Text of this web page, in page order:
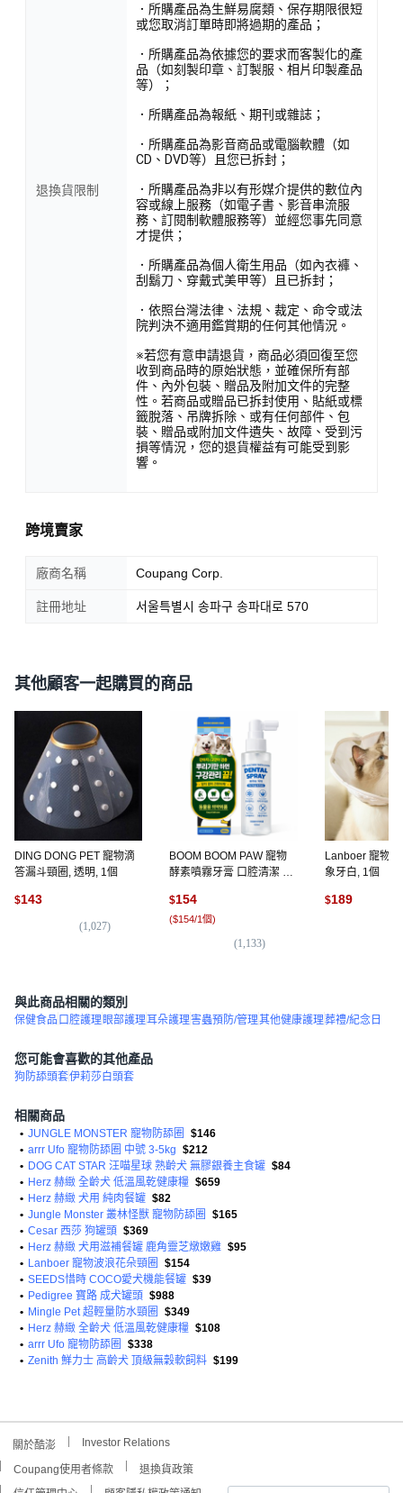
退換貨限制
．所購產品為生鮮易腐類、保存期限很短
或您取消訂單時即將過期的產品；
．所購產品為依據您的要求而客製化的產
品（如刻製印章、訂製服、相片印製產品
等）；
．所購產品為報紙、期刊或雜誌；
．所購產品為影音商品或電腦軟體（如
CD、DVD等）且您已拆封；
．所購產品為非以有形媒介提供的數位內
容或線上服務（如電子書、影音串流服
務、訂閱制軟體服務等）並經您事先同意
才提供；
．所購產品為個人衛生用品（如內衣褲、
刮鬍刀、穿戴式美甲等）且已拆封；
．依照台灣法律、法規、裁定、命令或法
院判決不適用鑑賞期的任何其他情況。
※若您有意申請退貨，商品必須回復至您
收到商品時的原始狀態，並確保所有部
件、內外包裝、贈品及附加文件的完整
性。若商品或贈品已拆封使用、貼紙或標
籤脫落、吊牌拆除、或有任何部件、包
裝、贈品或附加文件遺失、故障、受到污
損等情況，您的退貨權益有可能受到影
響。
跨境賣家
廠商名稱 Coupang Corp.
註冊地址 서울특별시 송파구 송파대로 570
其他顧客一起購買的商品
DING DONG PET 寵物滴
答漏斗頸圈, 透明, 1個
$143
(1,027)
BOOM BOOM PAW 寵物
酵素噴霧牙膏 口腔清潔 潔
$154
($154/1個)
(1,133)
Lanboer 寵物
象牙白, 1個
$189
與此商品相關的類別
保健食品 口腔護理眼部護理耳朵護理害蟲預防/管理其他健康護理葬禮/紀念日
您可能會喜歡的其他產品
狗防舔頭套伊莉莎白頭套
相關商品
• JUNGLE MONSTER 寵物防舔圈
$146
• arrr Ufo 寵物防舔圈 中號 3-5kg $212
• DOG CAT STAR 汪喵星球 熟齡犬 無膠銀養主食罐 $84
• Herz 赫緻 全齡犬 低溫風乾健康糧 $659
• Herz 赫緻 犬用 純肉餐罐 $82
• Jungle Monster 叢林怪獸 寵物防舔圈
$165
• Cesar 西莎 狗罐頭 $369
• Herz 赫緻 犬用滋補餐罐 鹿角靈芝燉嫩雞 $95
• Lanboer 寵物波浪花朵頸圈
$154
• SEEDS惜時 COCO愛犬機能餐罐 $39
• Pedigree 寶路 成犬罐頭 $988
• Mingle Pet 超輕量防水頸圈
$349
• Herz 赫緻 全齡犬 低溫風乾健康糧 $108
• arrr Ufo 寵物防舔圈
$338
• Zenith 鮮力士 高齡犬 頂級無穀軟飼料 $199
關於酷澎 Investor Relations
Coupang使用者條款
退換貨政策